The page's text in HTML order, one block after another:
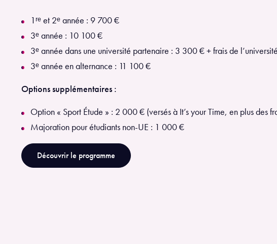
1ʳᵉ et 2ᵉ année : 9 700 €
3ᵉ année : 10 100 €
3ᵉ année dans une université partenaire : 3 300 € + frais de
3ᵉ année en alternance : 11 100 €
Options supplémentaires :
Option « Sport Étude » : 2 000 € (versés à It’s your Time, en plus des
Majoration pour étudiants non-UE : 1 000 €
Découvrir le programme